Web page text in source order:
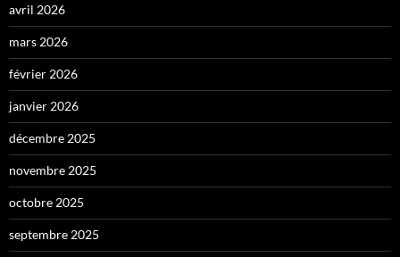
avril 2026
mars 2026
février 2026
janvier 2026
décembre 2025
novembre 2025
octobre 2025
septembre 2025